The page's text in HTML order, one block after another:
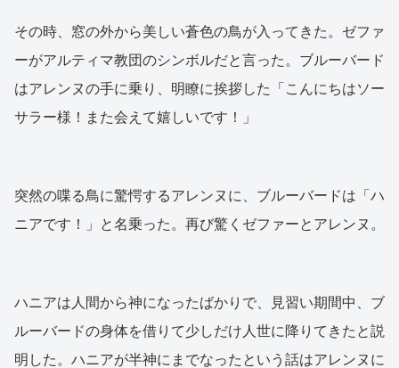
その時、窓の外から美しい蒼色の鳥が入ってきた。ゼファ
ーがアルティマ教団のシンボルだと言った。ブルーバード
はアレンヌの手に乗り、明瞭に挨拶した「こんにちはソー
サラー様！また会えて嬉しいです！」
突然の喋る鳥に驚愕するアレンヌに、ブルーバードは「ハ
ニアです！」と名乗った。再び驚くゼファーとアレンヌ。
ハニアは人間から神になったばかりで、見習い期間中、ブ
ルーバードの身体を借りて少しだけ人世に降りてきたと説
明した。ハニアが半神にまでなったという話はアレンヌに